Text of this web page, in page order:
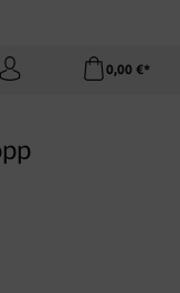
0,00 €*